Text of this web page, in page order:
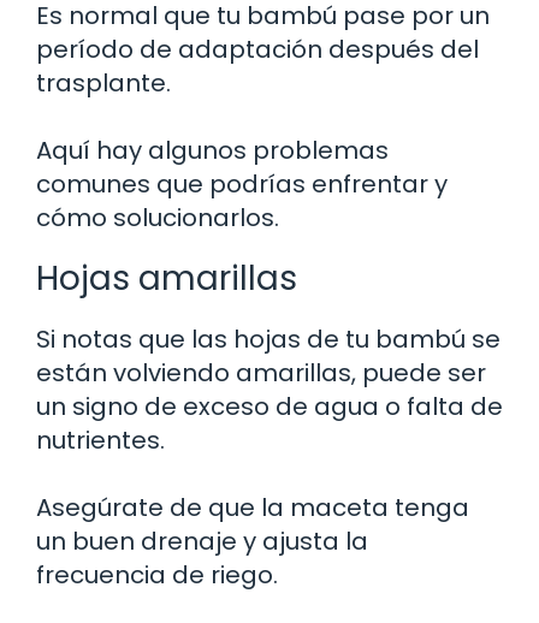
Es normal que tu bambú pase por un
período de adaptación después del
trasplante.
Aquí hay algunos problemas
comunes que podrías enfrentar y
cómo solucionarlos.
Hojas amarillas
Si notas que las hojas de tu bambú se
están volviendo amarillas, puede ser
un signo de exceso de agua o falta de
nutrientes.
Asegúrate de que la maceta tenga
un buen drenaje y ajusta la
frecuencia de riego.